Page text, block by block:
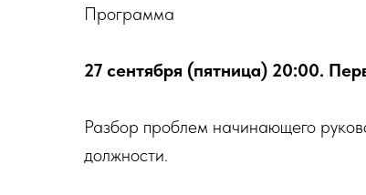
Программа
27 сентября (пятница) 20:00.
Разбор проблем начинающего
должности.